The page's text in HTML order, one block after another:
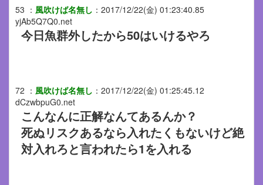
53 ： 風吹けば名無し ： 2017/12/22(金) 01:23:40.85
yjAb5Q7Q0.net
今日魚群外したから50はいけるやろ
72 ： 風吹けば名無し ： 2017/12/22(金) 01:25:45.12
dCzwbpuG0.net
こんなんに正解なんてあるんか？
死ぬリスクあるなら入れたくもないけど絶
対入れろと言われたら1を入れる